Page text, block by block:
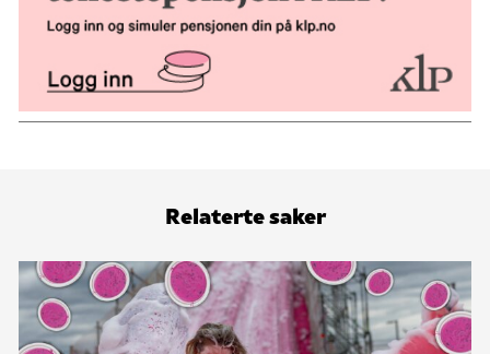
Relaterte saker